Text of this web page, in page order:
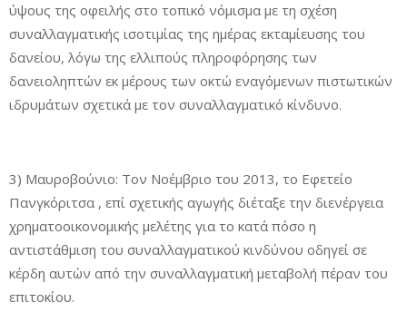
ύψους της οφειλής στο τοπικό νόμισμα με τη σχέση
συναλλαγματικής ισοτιμίας της ημέρας εκταμίευσης του
δανείου, λόγω της ελλιπούς πληροφόρησης των
δανειοληπτών εκ μέρους των οκτώ εναγόμενων πιστωτικών
ιδρυμάτων σχετικά με τον συναλλαγματικό κίνδυνο.
3) Μαυροβούνιο: Τον Νοέμβριο του 2013, το Εφετείο
Πανγκόριτσα , επί σχετικής αγωγής διέταξε την διενέργεια
χρηματοοικονομικής μελέτης για το κατά πόσο η
αντιστάθμιση του συναλλαγματικού κινδύνου οδηγεί σε
κέρδη αυτών από την συναλλαγματική μεταβολή πέραν του
επιτοκίου.